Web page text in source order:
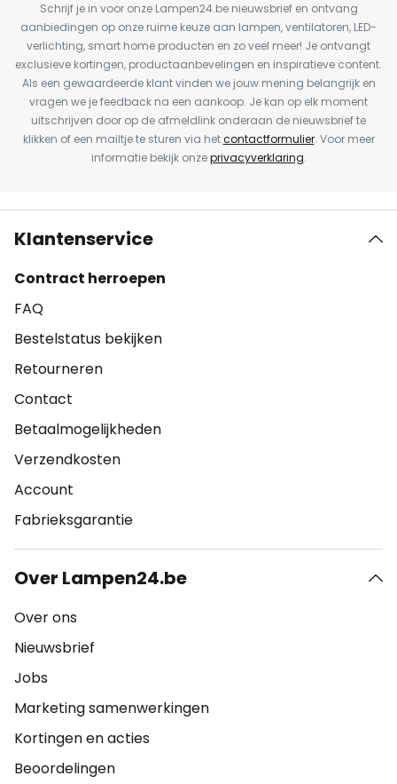
Schrijf je in voor onze Lampen24.be nieuwsbrief en ontvang
aanbiedingen op onze ruime keuze aan lampen, ventilatoren, LED-
verlichting, smart home producten en zo veel meer! Je ontvangt
exclusieve kortingen, productaanbevelingen en inspiratieve content.
Als een gewaardeerde klant vinden we jouw mening belangrijk en
vragen we je feedback na een aankoop. Je kan op elk moment
uitschrijven door op de afmeldlink onderaan de nieuwsbrief te
klikken of een mailtje te sturen via hetcontactformulier. Voor meer
informatie bekijk onzeprivacyverklaring.
Klantenservice
Contract herroepen
FAQ
Bestelstatus bekijken
Retourneren
Contact
Betaalmogelijkheden
Verzendkosten
Account
Fabrieksgarantie
Over Lampen24.be
Over ons
Nieuwsbrief
Jobs
Marketing samenwerkingen
Kortingen en acties
Beoordelingen